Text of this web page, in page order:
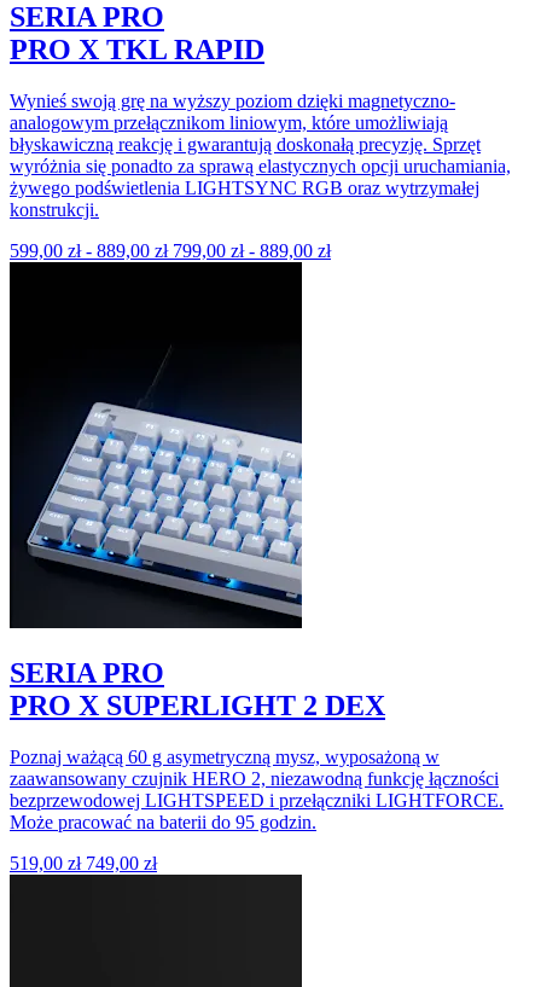
SERIA PRO
PRO X TKL RAPID
Wynieś swoją grę na wyższy poziom dzięki magnetyczno-
analogowym przełącznikom liniowym, które umożliwiają
błyskawiczną reakcję i gwarantują doskonałą precyzję. Sprzęt
wyróżnia się ponadto za sprawą elastycznych opcji uruchamiania,
żywego podświetlenia LIGHTSYNC RGB oraz wytrzymałej
konstrukcji.
599,00 zł- 889,00 zł 799,00 zł- 889,00 zł
SERIA PRO
PRO X SUPERLIGHT 2 DEX
Poznaj ważącą 60 g asymetryczną mysz, wyposażoną w
zaawansowany czujnik HERO 2, niezawodną funkcję łączności
bezprzewodowej LIGHTSPEED i przełączniki LIGHTFORCE.
Może pracować na baterii do 95 godzin.
519,00 zł 749,00 zł